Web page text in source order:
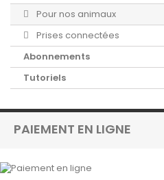
Pour nos animaux
Prises connectées
Abonnements
Tutoriels
PAIEMENT EN LIGNE